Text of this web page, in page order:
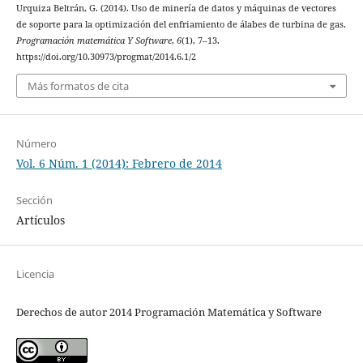
Urquiza Beltrán, G. (2014). Uso de minería de datos y máquinas de vectores
de soporte para la optimización del enfriamiento de álabes de turbina de gas.
Programación matemática Y Software, 6(1), 7–13.
https://doi.org/10.30973/progmat/2014.6.1/2
Más formatos de cita
Número
Vol. 6 Núm. 1 (2014): Febrero de 2014
Sección
Artículos
Licencia
Derechos de autor 2014 Programación Matemática y Software